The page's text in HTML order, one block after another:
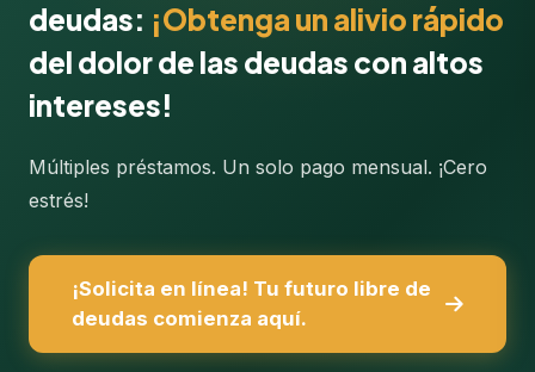
deudas: ¡Obtenga un alivio rápido
del dolor de las deudas con altos
intereses!
Múltiples préstamos. Un solo pago mensual. ¡Cero
estrés!
¡Solicita en línea! Tu futuro libre de
deudas comienza aquí.